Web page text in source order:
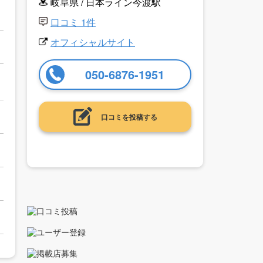
口コミ 1件
オフィシャルサイト
050-6876-1951
口コミを投稿する